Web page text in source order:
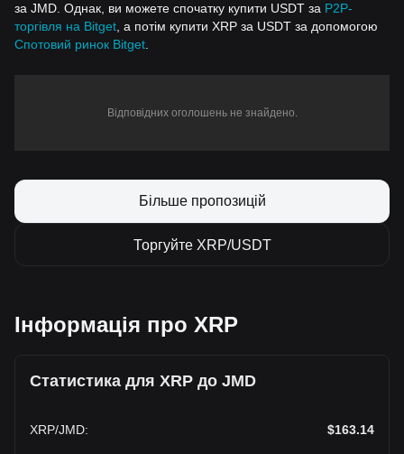
за JMD. Однак, ви можете спочатку купити USDT за P2P-
торгівля на Bitget , а потім купити XRP за USDT за допомогою
Спотовий ринок Bitget
Відповідних оголошень не знайдено.
Більше пропозицій
Торгуйте XRP/USDT
Інформація про XRP
Статистика для XRP до JMD
XRP/JMD: $163.14